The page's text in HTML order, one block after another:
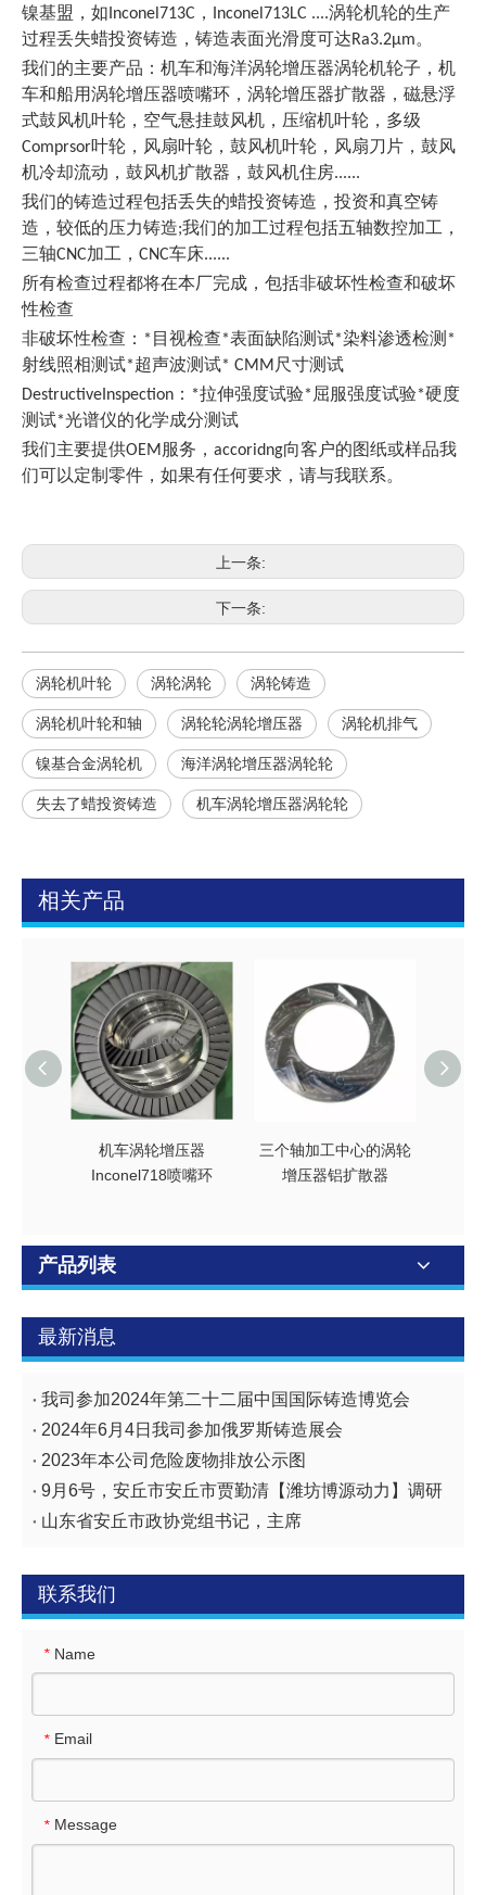
镍基盟，如Inconel713C，Inconel713LC ....涡轮机轮的生产
过程丢失蜡投资铸造，铸造表面光滑度可达Ra3.2μm。
我们的主要产品：机车和海洋涡轮增压器涡轮机轮子，机
车和船用涡轮增压器喷嘴环，涡轮增压器扩散器，磁悬浮
式鼓风机叶轮，空气悬挂鼓风机，压缩机叶轮，多级
Comprsor叶轮，风扇叶轮，鼓风机叶轮，风扇刀片，鼓风
机冷却流动，鼓风机扩散器，鼓风机住房......
我们的铸造过程包括丢失的蜡投资铸造，投资和真空铸
造，较低的压力铸造;我们的加工过程包括五轴数控加工，
三轴CNC加工，CNC车床......
所有检查过程都将在本厂完成，包括非破坏性检查和破坏
性检查
非破坏性检查：*目视检查*表面缺陷测试*染料渗透检测*
射线照相测试*超声波测试* CMM尺寸测试
DestructiveInspection：*拉伸强度试验*屈服强度试验*硬度
测试*光谱仪的化学成分测试
我们主要提供OEM服务，accoridng向客户的图纸或样品我
们可以定制零件，如果有任何要求，请与我联系。
上一条:
下一条:
涡轮机叶轮 涡轮涡轮 涡轮铸造
涡轮机叶轮和轴 涡轮轮涡轮增压器 涡轮机排气
镍基合金涡轮机 海洋涡轮增压器涡轮轮
失去了蜡投资铸造 机车涡轮增压器涡轮轮
相关产品
机车涡轮增压器
Inconel718喷嘴环
三个轴加工中心的涡轮
增压器铝扩散器
产品列表
最新消息
我司参加2024年第二十二届中国国际铸造博览会
2024年6月4日我司参加俄罗斯铸造展会
2023年本公司危险废物排放公示图
9月6号，安丘市安丘市贾勤清【潍坊博源动力】调研
山东省安丘市政协党组书记，主席
联系我们
* Name
* Email
* Message